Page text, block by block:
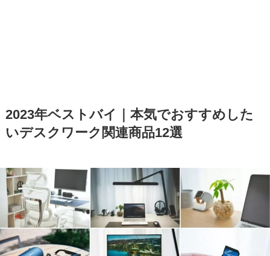
2023年ベストバイ｜本気でおすすめした
いデスクワーク関連商品12選